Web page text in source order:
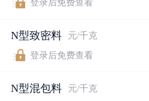
登录后免费查看
N型致密料 元/千克
登录后免费查看
N型混包料 元/千克